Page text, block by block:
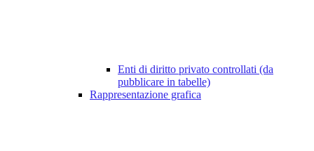
Enti di diritto privato controllati (da
pubblicare in tabelle)
Rappresentazione grafica